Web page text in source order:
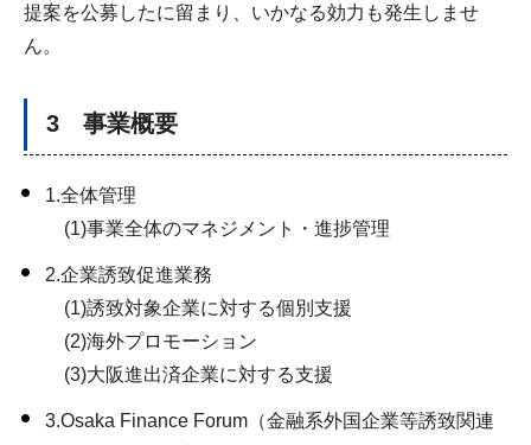
提案を公募したに留まり、いかなる効力も発生しませ
ん。
3 事業概要
1.全体管理
(1)事業全体のマネジメント・進捗管理
2.企業誘致促進業務
(1)誘致対象企業に対する個別支援
(2)海外プロモーション
(3)大阪進出済企業に対する支援
3.Osaka Finance Forum（金融系外国企業等誘致関連